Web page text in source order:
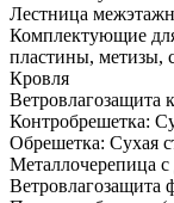
Лестница
Комплектующие
пластины, метизы,
Кровля
Ветровлагозащита
Контробрешетка:
Обрешетка: Сухая
Металлочерепица
Ветровлагозащита